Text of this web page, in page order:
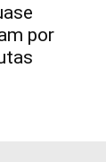
por